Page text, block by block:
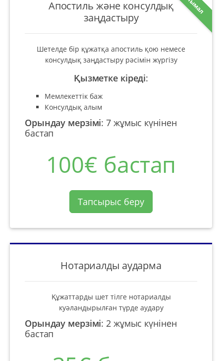
Апостиль және консулдық
заңдастыру
Шетелде бір құжатқа апостиль қою немесе
консулдық заңдастыру рәсімін жүргізу
Қызметке кіреді:
Мемлекеттік баж
Консулдық алым
Орындау мерзімі:7 жұмыс күнінен
бастап
100€ бастап
Тапсырыс беру
Нотариалды аударма
Құжаттарды шет тілге нотариалды
куәландырылған түрде аудару
Орындау мерзімі:2 жұмыс күнінен
бастап